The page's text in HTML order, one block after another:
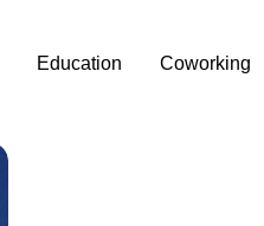
Education Coworking